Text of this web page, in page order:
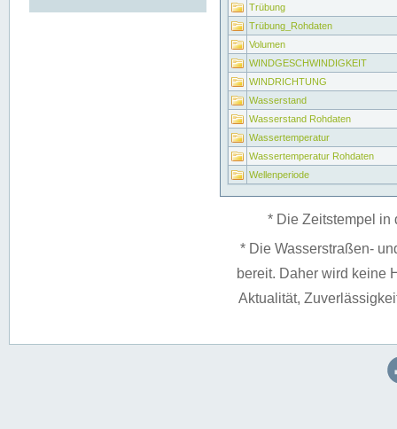
Trübung
Trübung_Rohdaten
Volumen
WINDGESCHWINDIGKEIT
WINDRICHTUNG
Wasserstand
Wasserstand Rohdaten
Wassertemperatur
Wassertemperatur Rohdaten
Wellenperiode
* Die Zeitstempel in
* Die Wasserstraßen-
bereit. Daher wird keine
Aktualität,